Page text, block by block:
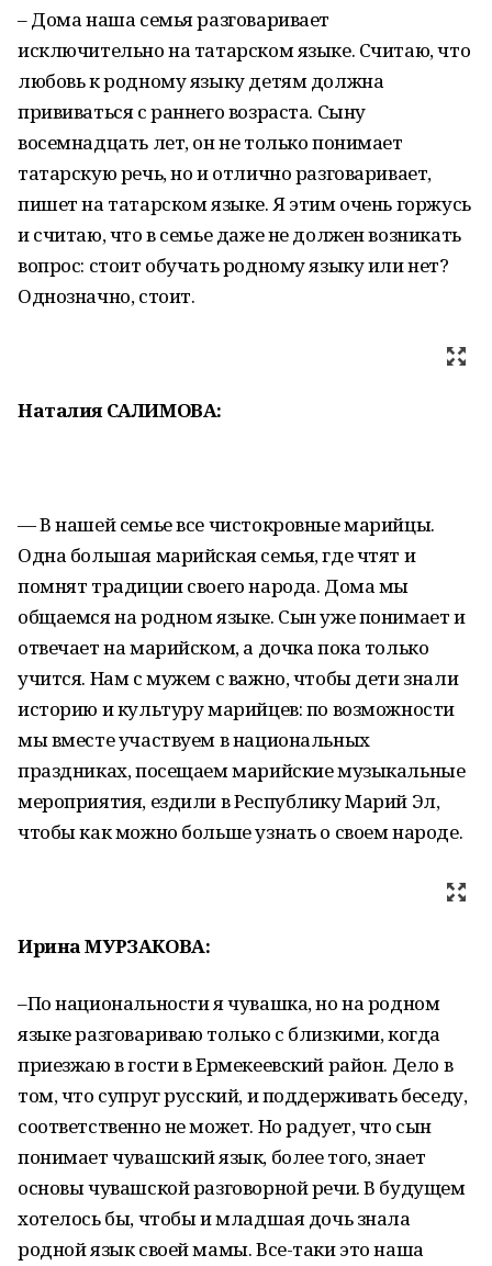
– Дома наша семья разговаривает
исключительно на татарском языке. Считаю, что
любовь к родному языку детям должна
прививаться с раннего возраста. Сыну
восемнадцать лет, он не только понимает
татарскую речь, но и отлично разговаривает,
пишет на татарском языке. Я этим очень горжусь
и считаю, что в семье даже не должен возникать
вопрос: стоит обучать родному языку или нет?
Однозначно, стоит.
Наталия САЛИМОВА:
— В нашей семье все чистокровные марийцы.
Одна большая марийская семья, где чтят и
помнят традиции своего народа. Дома мы
общаемся на родном языке. Сын уже понимает и
отвечает на марийском, а дочка пока только
учится. Нам с мужем с важно, чтобы дети знали
историю и культуру марийцев: по возможности
мы вместе участвуем в национальных
праздниках, посещаем марийские музыкальные
мероприятия, ездили в Республику Марий Эл,
чтобы как можно больше узнать о своем народе.
Ирина МУРЗАКОВА:
–По национальности я чувашка, но на родном
языке разговариваю только с близкими, когда
приезжаю в гости в Ермекеевский район. Дело в
том, что супруг русский, и поддерживать беседу,
соответственно не может. Но радует, что сын
понимает чувашский язык, более того, знает
основы чувашской разговорной речи. В будущем
хотелось бы, чтобы и младшая дочь знала
родной язык своей мамы. Все-таки это наша